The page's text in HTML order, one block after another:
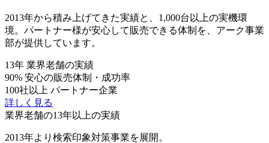
2013年から積み上げてきた実績と、1,000台以上の実機環
境。パートナー様が安心して販売できる体制を、アーク事業
部が提供しています。
13年 業界老舗の実績
90% 安心の販売体制・成功率
100社以上 パートナー企業
詳しく見る
業界老舗の13年以上の実績
2013年より検索印象対策事業を展開。